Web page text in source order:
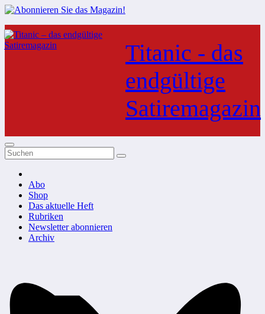
Zum
Inhalt
springen
Titanic - das
endgültige
Satiremagazin
Abo
Shop
Das aktuelle Heft
Rubriken
Newsletter abonnieren
Archiv